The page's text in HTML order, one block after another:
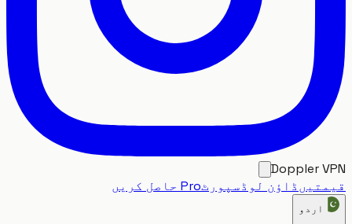
Doppler
ڈاؤن لوڈ سپورٹPro حاصل کریں
اردو